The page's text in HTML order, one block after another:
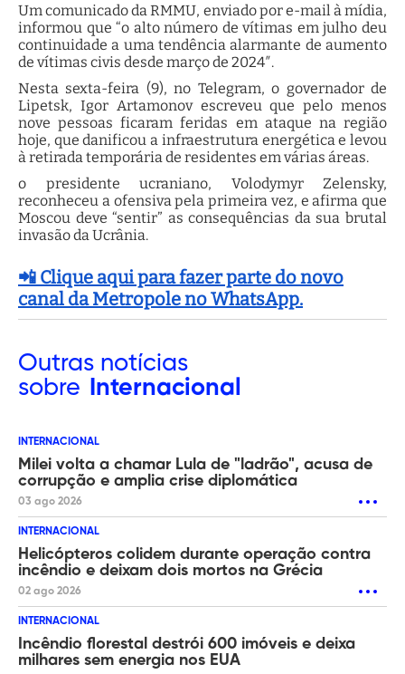
Um comunicado da RMMU, enviado por e-mail à mídia,
informou que “o alto número de vítimas em julho deu
continuidade a uma tendência alarmante de aumento
de vítimas civis desde março de 2024″.
Nesta sexta-feira (9), no Telegram, o governador de
Lipetsk, Igor Artamonov escreveu que pelo menos
nove pessoas ficaram feridas em ataque na região
hoje, que danificou a infraestrutura energética e levou
à retirada temporária de residentes em várias áreas.
o presidente ucraniano, Volodymyr Zelensky,
reconheceu a ofensiva pela primeira vez, e afirma que
Moscou deve “sentir” as consequências da sua brutal
invasão da Ucrânia.
📲 Clique aqui para fazer parte do novo
canal da Metropole no WhatsApp.
Outras notícias
sobre
Internacional
INTERNACIONAL
Milei volta a chamar Lula de "ladrão", acusa de
corrupção e amplia crise diplomática
03 ago 2026
INTERNACIONAL
Helicópteros colidem durante operação contra
incêndio e deixam dois mortos na Grécia
02 ago 2026
INTERNACIONAL
Incêndio florestal destrói 600 imóveis e deixa
milhares sem energia nos EUA